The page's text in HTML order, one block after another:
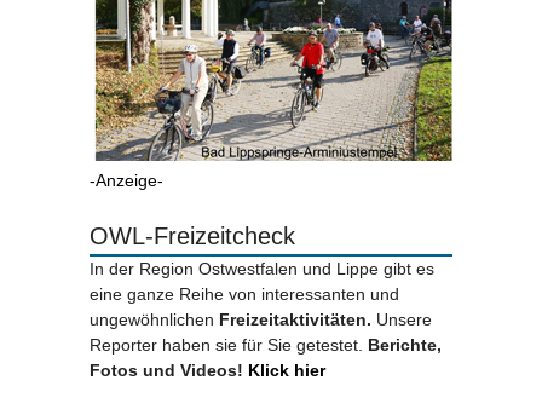
-Anzeige-
OWL-Freizeitcheck
In der Region Ostwestfalen und Lippe gibt es
eine ganze Reihe von interessanten und
ungewöhnlichen Freizeitaktivitäten. Unsere
Reporter haben sie für Sie getestet. Berichte,
Fotos und Videos! Klick hier